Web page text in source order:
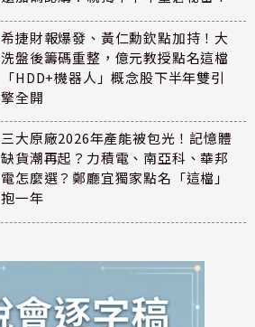
希捷財報爆發、黃仁勳欽點加持！大
洗盤後籌碼重整，億元教授點名這檔
「HDD+機器人」概念股下半年雙引
擎全開
三大原廠2026年產能被包光！記憶體
缺貨潮再起？力積電、南亞科、華邦
電怎麼選？鄭廳宜獨家點名「這檔」
抱一年